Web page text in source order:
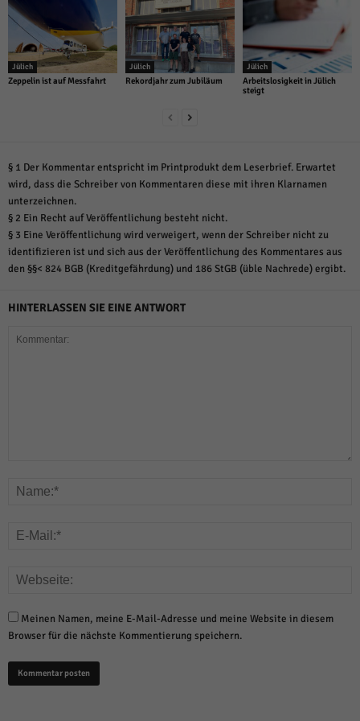
Jülich
Zeppelin ist auf Messfahrt
Jülich
Rekordjahr zum Jubiläum
Jülich
Arbeitslosigkeit in Jülich
steigt
§ 1 Der Kommentar entspricht im Printprodukt dem Leserbrief. Erwartet
wird, dass die Schreiber von Kommentaren diese mit ihren Klarnamen
unterzeichnen.
§ 2 Ein Recht auf Veröffentlichung besteht nicht.
§ 3 Eine Veröffentlichung wird verweigert, wenn der Schreiber nicht zu
identifizieren ist und sich aus der Veröffentlichung des Kommentares aus
den §§< 824 BGB (Kreditgefährdung) und 186 StGB (üble Nachrede) ergibt.
HINTERLASSEN SIE EINE ANTWORT
Meinen Namen, meine E-Mail-Adresse und meine Website in diesem
Browser für die nächste Kommentierung speichern.